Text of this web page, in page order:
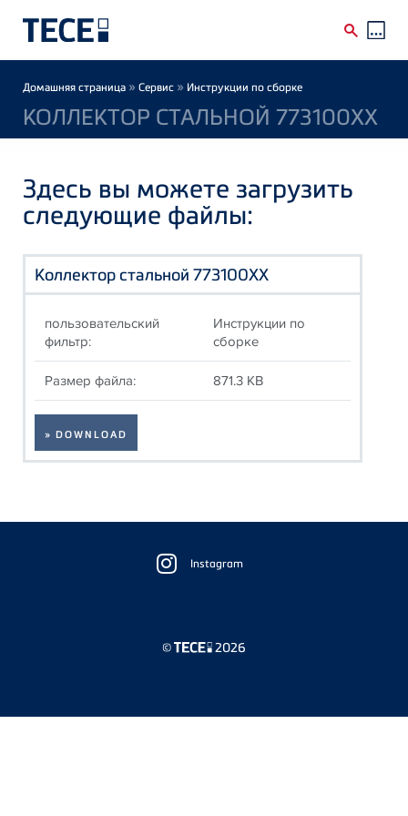
Breadcrumb
Домашняя страница » Сервис » Инструкции по сборке
КОЛЛЕКТОР СТАЛЬНОЙ 773100XX
Здесь вы можете загрузить
следующие файлы:
Коллектор стальной 773100XX
пользовательский
фильтр:
Инструкции по
сборке
Размер файла: 871.3 KB
» DOWNLOAD
Instagram
© 2026